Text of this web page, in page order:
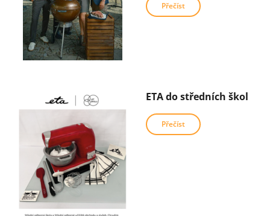
Přečíst
ETA do středních škol
Přečíst